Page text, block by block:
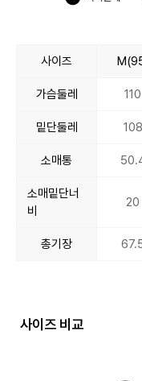
사이즈
가슴둘레 110
밑단둘레 108
소매통
소매밑단너
비
20
총기장
사이즈 비교